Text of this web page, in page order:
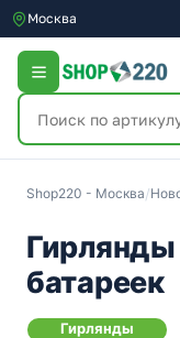
Москва
Shop220 - Москва/
Гирлянды
батареек
Гирлянды